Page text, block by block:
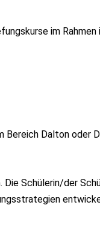
im
Bereich Dalton oder
Schülerin/der